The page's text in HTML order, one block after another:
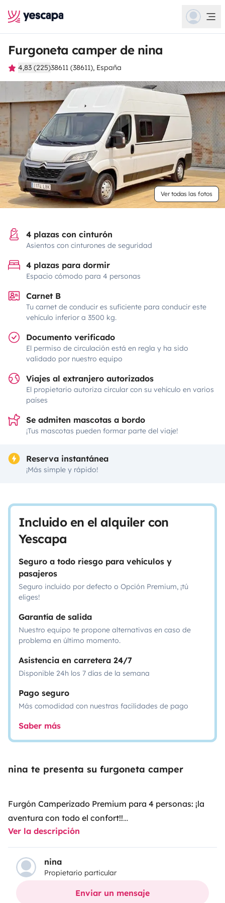
Furgoneta camper de nina
4,83 (225)38611 (38611), España
Ver todas las fotos
4 plazas con cinturón
Asientos con cinturones de seguridad
4 plazas para dormir
Espacio cómodo para 4 personas
Carnet B
Tu carnet de conducir es suficiente para conducir este
vehículo inferior a 3500 kg.
Documento verificado
El permiso de circulación está en regla y ha sido
validado por nuestro equipo
Viajes al extranjero autorizados
El propietario autoriza circular con su vehículo en varios
países
Se admiten mascotas a bordo
¡Tus mascotas pueden formar parte del viaje!
Reserva instantánea
¡Más simple y rápido!
Incluido en el alquiler con
Yescapa
Seguro a todo riesgo para vehículos y
pasajeros
Seguro incluido por defecto o Opción Premium, ¡tú
eliges!
Garantía de salida
Nuestro equipo te propone alternativas en caso de
problema en último momento.
Asistencia en carretera 24/7
Disponible 24h los 7 días de la semana
Pago seguro
Más comodidad con nuestras facilidades de pago
Saber más
nina te presenta su furgoneta camper
Furgón Camperizado Premium para 4 personas: ¡la
aventura con todo el confort!!
¿Buscas una experiencia de viaje sobre ruedas sin
renunciar a la comodidad? Este furgón camperizado
de alta gama es la opción ideal para familias o grupos
de hasta 4 personas que desean explorar con total
Ver la descripción
nina
Propietario particular
Enviar un mensaje